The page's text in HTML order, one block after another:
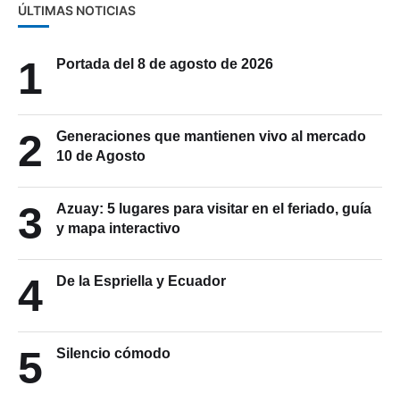
ÚLTIMAS NOTICIAS
1 Portada del 8 de agosto de 2026
2
Generaciones que mantienen vivo al mercado
10 de Agosto
3
Azuay: 5 lugares para visitar en el feriado, guía
y mapa interactivo
4 De la Espriella y Ecuador
5 Silencio cómodo